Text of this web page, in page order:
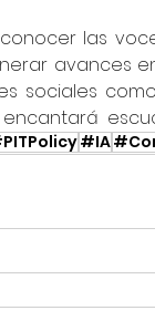
las
sociales
#IA